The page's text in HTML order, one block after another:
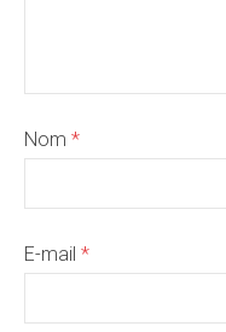
Nom *
E-mail *